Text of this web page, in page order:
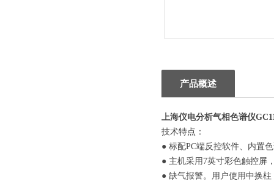
产品概述
上海仪电分析气相色谱仪
技术特点：
● 标配PC端反控软件、内置
● 主机采用7英寸彩色触控屏
● 缺气报警。用户使用中换